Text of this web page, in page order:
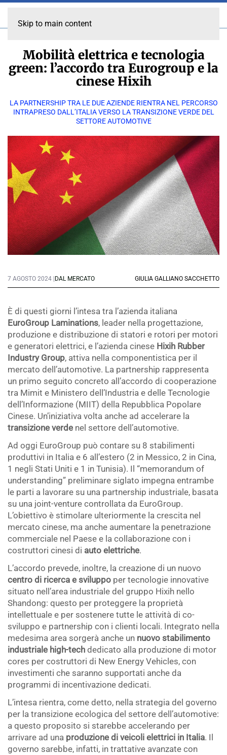
Skip to main content
Mobilità elettrica e tecnologia
green: l’accordo tra Eurogroup e la
cinese Hixih
LA PARTNERSHIP TRA LE DUE AZIENDE RIENTRA NEL PERCORSO
INTRAPRESO DALL’ITALIA VERSO LA TRANSIZIONE VERDE DEL
SETTORE AUTOMOTIVE
7 AGOSTO 2024 | DAL MERCATO GIULIA GALLIANO SACCHETTO
È di questi giorni l’intesa tra l’azienda italiana
EuroGroup Laminations, leader nella progettazione,
produzione e distribuzione di statori e rotori per motori
e generatori elettrici, e l’azienda cinese Hixih Rubber
Industry Group, attiva nella componentistica per il
mercato dell’automotive. La partnership rappresenta
un primo seguito concreto all’accordo di cooperazione
tra Mimit e Ministero dell’Industria e delle Tecnologie
dell’Informazione (MIIT) della Repubblica Popolare
Cinese. Un’iniziativa volta anche ad accelerare la
transizione verde nel settore dell’automotive.
Ad oggi EuroGroup può contare su 8 stabilimenti
produttivi in Italia e 6 all’estero (2 in Messico, 2 in Cina,
1 negli Stati Uniti e 1 in Tunisia). Il “memorandum of
understanding” preliminare siglato impegna entrambe
le parti a lavorare su una partnership industriale, basata
su una joint-venture controllata da EuroGroup.
L’obiettivo è stimolare ulteriormente la crescita nel
mercato cinese, ma anche aumentare la penetrazione
commerciale nel Paese e la collaborazione con i
costruttori cinesi di auto elettriche.
L’accordo prevede, inoltre, la creazione di un nuovo
centro di ricerca e sviluppo per tecnologie innovative
situato nell’area industriale del gruppo Hixih nello
Shandong: questo per proteggere la proprietà
intellettuale e per sostenere tutte le attività di co-
sviluppo e partnership con i clienti locali. Integrato nella
medesima area sorgerà anche un nuovo stabilimento
industriale high-tech dedicato alla produzione di motor
cores per costruttori di New Energy Vehicles, con
investimenti che saranno supportati anche da
programmi di incentivazione dedicati.
L’intesa rientra, come detto, nella strategia del governo
per la transizione ecologica del settore dell’automotive:
a questo proposito si starebbe accelerando per
arrivare ad una produzione di veicoli elettrici in Italia. Il
governo sarebbe, infatti, in trattative avanzate con